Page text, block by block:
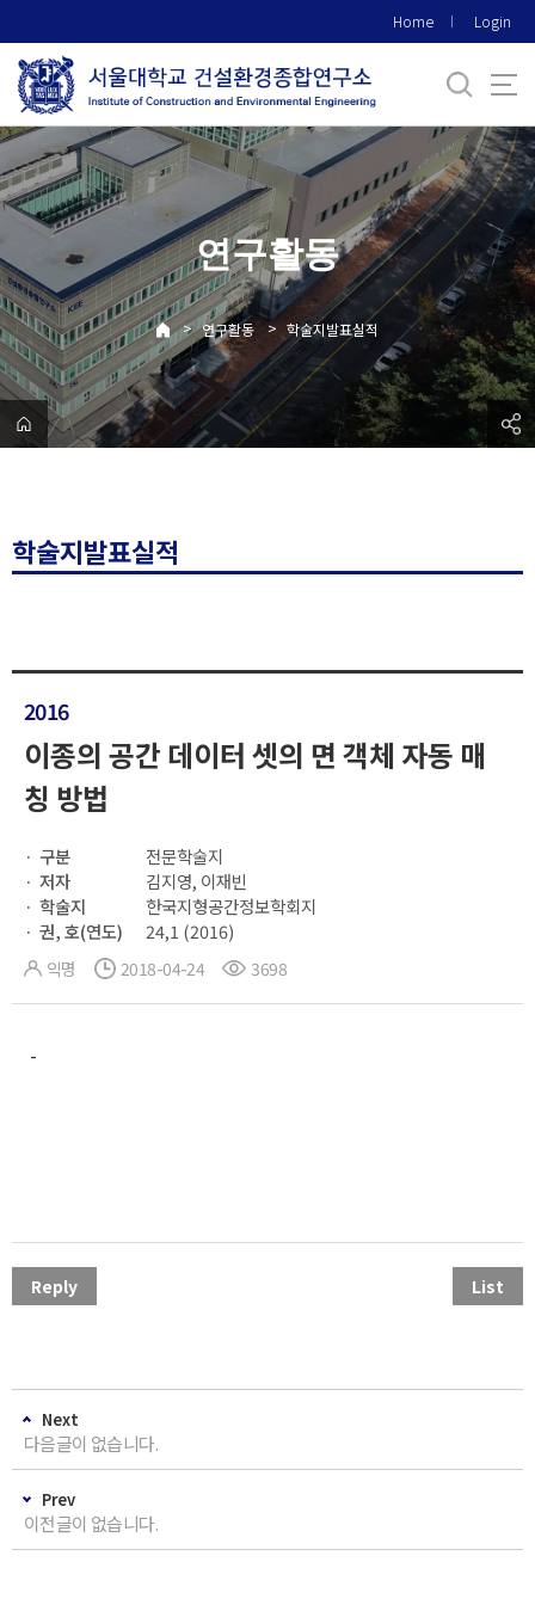
로
메
뉴
Home Login
연구활동
> 연구활동 > 학술지발표실적
학술지발표실적
2016
이종의 공간 데이터 셋의 면 객체 자동 매
칭 방법
구분
전문학술지
저자
김지영, 이재빈
학술지
한국지형공간정보학회지
권, 호(연도)
24,1 (2016)
익명 2018-04-24 3698
-
Reply List
Next
다음글이 없습니다.
Prev
이전글이 없습니다.